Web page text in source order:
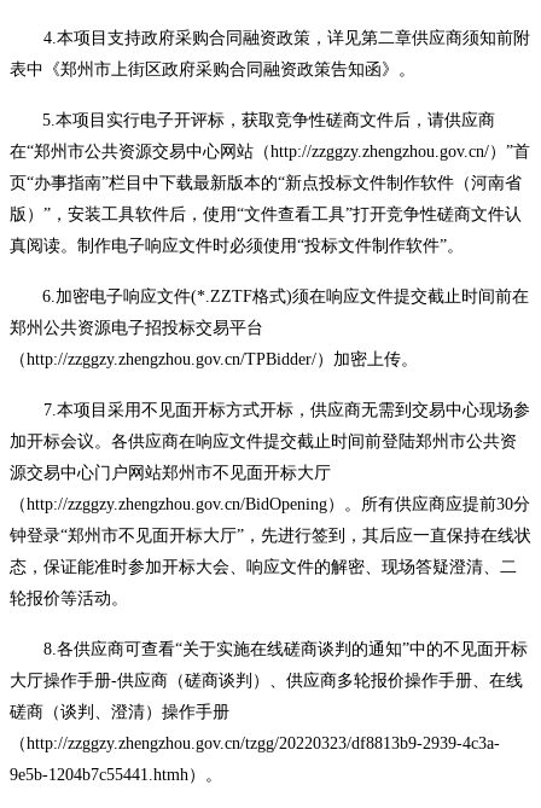
4.本项目支持政府采购合同融资政策，详见第二章供应商须知前附
表中《郑州市上街区政府采购合同融资政策告知函》。
5.本项目实行电子开评标，获取竞争性磋商文件后，请供应商
在“郑州市公共资源交易中心网站（http://zzggzy.zhengzhou.gov.cn/）”首
页“办事指南”栏目中下载最新版本的“新点投标文件制作软件（河南省
版）”，安装工具软件后，使用“文件查看工具”打开竞争性磋商文件认
真阅读。制作电子响应文件时必须使用“投标文件制作软件”。
6.加密电子响应文件(*.ZZTF格式)须在响应文件提交截止时间前在
郑州公共资源电子招投标交易平台
（http://zzggzy.zhengzhou.gov.cn/TPBidder/）加密上传。
7.本项目采用不见面开标方式开标，供应商无需到交易中心现场参
加开标会议。各供应商在响应文件提交截止时间前登陆郑州市公共资
源交易中心门户网站郑州市不见面开标大厅
（http://zzggzy.zhengzhou.gov.cn/BidOpening）。所有供应商应提前30分
钟登录“郑州市不见面开标大厅”，先进行签到，其后应一直保持在线状
态，保证能准时参加开标大会、响应文件的解密、现场答疑澄清、二
轮报价等活动。
8.各供应商可查看“关于实施在线磋商谈判的通知”中的不见面开标
大厅操作手册-供应商（磋商谈判）、供应商多轮报价操作手册、在线
磋商（谈判、澄清）操作手册
（http://zzggzy.zhengzhou.gov.cn/tzgg/20220323/df8813b9-2939-4c3a-
9e5b-1204b7c55441.htmh）。